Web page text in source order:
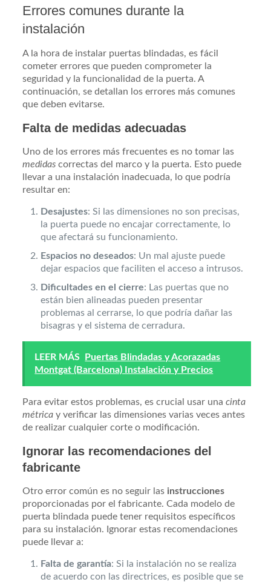
Errores comunes durante la
instalación
A la hora de instalar puertas blindadas, es fácil
cometer errores que pueden comprometer la
seguridad y la funcionalidad de la puerta. A
continuación, se detallan los errores más comunes
que deben evitarse.
Falta de medidas adecuadas
Uno de los errores más frecuentes es no tomar las
medidas correctas del marco y la puerta. Esto puede
llevar a una instalación inadecuada, lo que podría
resultar en:
Desajustes: Si las dimensiones no son precisas,
la puerta puede no encajar correctamente, lo
que afectará su funcionamiento.
Espacios no deseados: Un mal ajuste puede
dejar espacios que faciliten el acceso a intrusos.
Dificultades en el cierre: Las puertas que no
están bien alineadas pueden presentar
problemas al cerrarse, lo que podría dañar las
bisagras y el sistema de cerradura.
LEER MÁS
Puertas Blindadas y Acorazadas
Montgat (Barcelona) Instalación y Precios
Para evitar estos problemas, es crucial usar unacinta
métrica y verificar las dimensiones varias veces antes
de realizar cualquier corte o modificación.
Ignorar las recomendaciones del
fabricante
Otro error común es no seguir las instrucciones
proporcionadas por el fabricante. Cada modelo de
puerta blindada puede tener requisitos específicos
para su instalación. Ignorar estas recomendaciones
puede llevar a:
Falta de garantía: Si la instalación no se realiza
de acuerdo con las directrices, es posible que se